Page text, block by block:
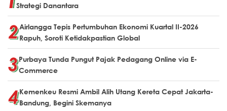
Strategi Danantara
Airlangga Tepis Pertumbuhan Ekonomi Kuartal II-2026
Rapuh, Soroti Ketidakpastian Global
Purbaya Tunda Pungut Pajak Pedagang Online via E-
Commerce
Kemenkeu Resmi Ambil Alih Utang Kereta Cepat Jakarta-
Bandung, Begini Skemanya